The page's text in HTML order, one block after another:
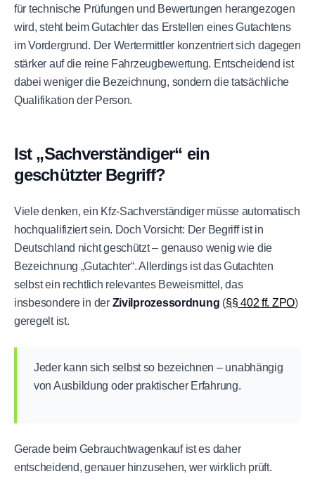
für technische Prüfungen und Bewertungen herangezogen
wird, steht beim Gutachter das Erstellen eines Gutachtens
im Vordergrund. Der Wertermittler konzentriert sich dagegen
stärker auf die reine Fahrzeugbewertung. Entscheidend ist
dabei weniger die Bezeichnung, sondern die tatsächliche
Qualifikation der Person.
Ist „Sachverständiger“ ein
geschützter Begriff?
Viele denken, ein Kfz-Sachverständiger müsse automatisch
hochqualifiziert sein. Doch Vorsicht: Der Begriff ist in
Deutschland nicht geschützt – genauso wenig wie die
Bezeichnung „Gutachter“. Allerdings ist das Gutachten
selbst ein rechtlich relevantes Beweismittel, das
insbesondere in der Zivilprozessordnung (§§ 402 ff. ZPO)
geregelt ist.
Jeder kann sich selbst so bezeichnen – unabhängig
von Ausbildung oder praktischer Erfahrung.
Gerade beim Gebrauchtwagenkauf ist es daher
entscheidend, genauer hinzusehen, wer wirklich prüft.